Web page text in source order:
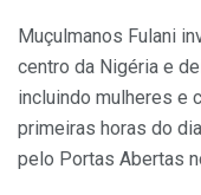
Muçulmanos Fulani
centro da Nigéria e
incluindo mulheres e
primeiras horas do
pelo Portas Abertas